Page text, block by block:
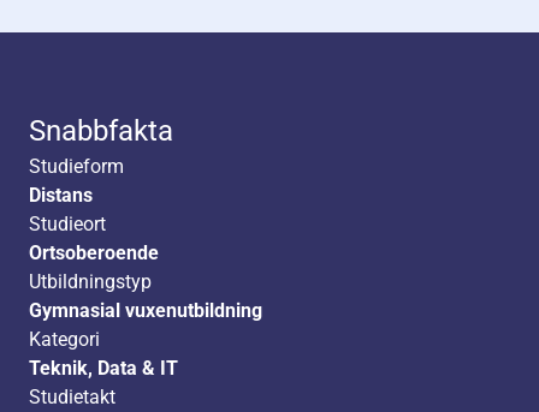
Snabbfakta
Studieform
Distans
Studieort
Ortsoberoende
Utbildningstyp
Gymnasial vuxenutbildning
Kategori
Teknik, Data & IT
Studietakt